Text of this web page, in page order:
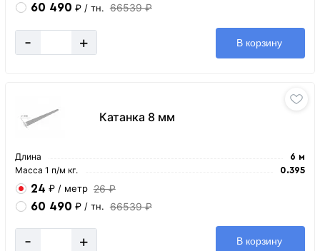
60 490 ₽ / тн. 66539 ₽
- + В корзину
Катанка 8 мм
Длина 6 м
Масса 1 п/м кг. 0.395
24 ₽ / метр 26 ₽
60 490 ₽ / тн. 66539 ₽
- + В корзину